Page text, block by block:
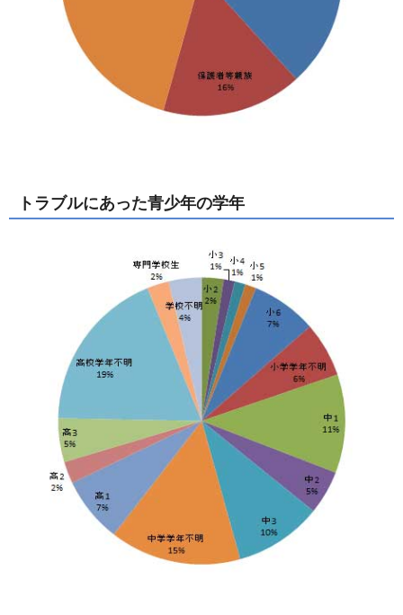
トラブルにあった青少年の学年